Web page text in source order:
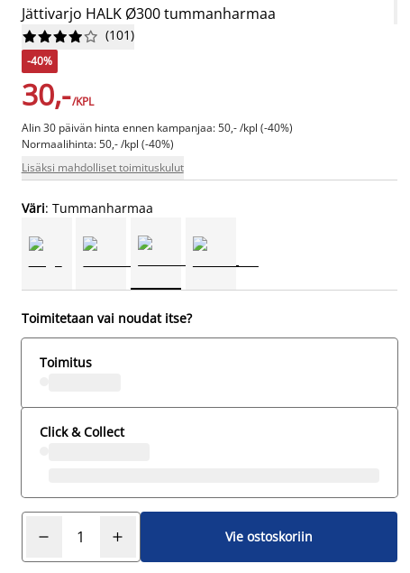
Jättivarjo HALK Ø300 tummanharmaa





 (101)
-40%
30,-/KPL
Alin 30 päivän hinta ennen kampanjaa: 50,- /kpl (-40%)
Normaalihinta: 50,- /kpl (-40%)
Lisäksi mahdolliset toimituskulut
Väri: Tummanharmaa
Toimitetaan vai noudat itse?
Toimitus
Click & Collect
Vie ostoskoriin